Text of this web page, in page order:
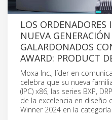
LOS ORDENADORES
NUEVA
GALARDONADOS
AWARD: PRODUCT
Moxa Inc., líder en
celebra que su nueva
(IPC) x86, las series BXP,
de la excelencia en diseño
Winner 2024 en la